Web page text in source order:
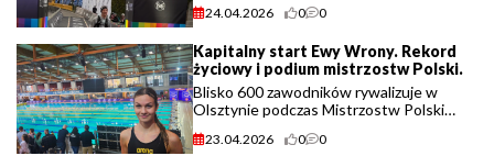
kraju – Spiskim Wędrowcu,
Pieniny Ultra-Trail. (...)
24.04.2026 0 0
Kapitalny start Ewy Wrony. Rekord
życiowy i podium mistrzostw Polski.
Blisko 600 zawodników rywalizuje w
Olsztynie podczas Mistrzostw Polski
Tegoroczna edycja to nie tylko walka o
23.04.2026 0 0